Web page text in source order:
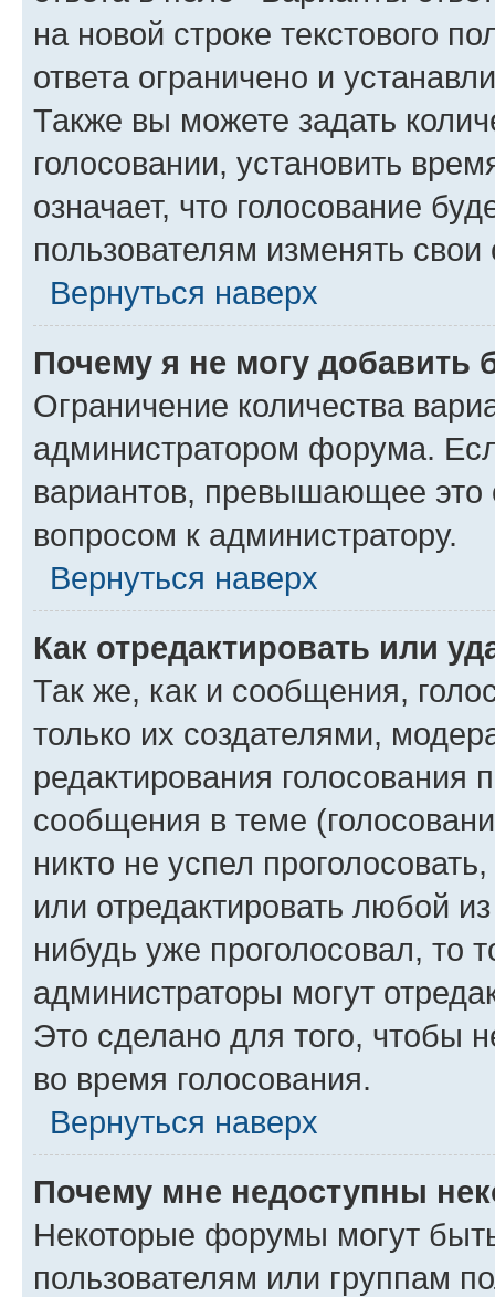
на новой строке текстового
ответа ограничено и
Также вы можете задать
голосовании, установить
означает, что голосование
пользователям изменять свои
Вернуться наверх
Почему я не могу добавить
Ограничение количества
администратором форума.
вариантов, превышающее это
вопросом к администратору.
Вернуться наверх
Как отредактировать или
Так же, как и сообщения,
только их создателями,
редактирования голосования
сообщения в теме
никто не успел
или отредактировать любой
нибудь уже проголосовал, то
администраторы могут
Это сделано для того, чтобы
во время голосования.
Вернуться наверх
Почему мне недоступны
Некоторые форумы могут
пользователям или группам